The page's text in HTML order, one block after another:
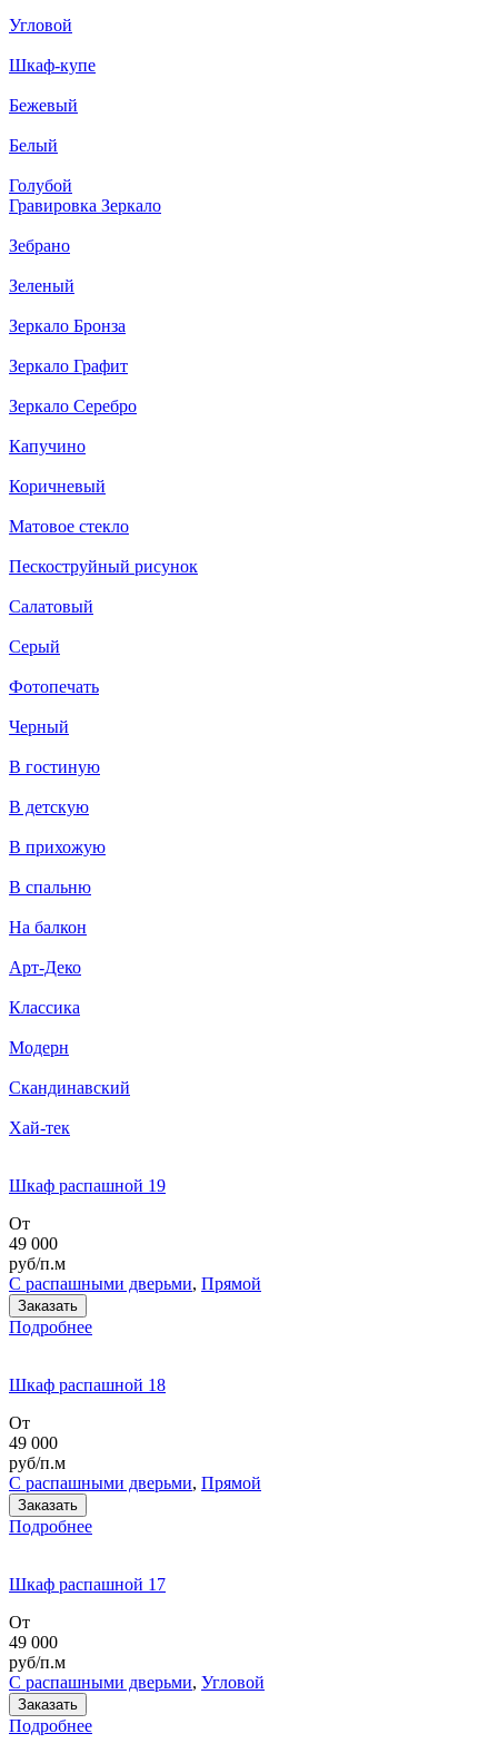
Угловой
Шкаф-купе
Бежевый
Белый
Голубой
Гравировка Зеркало
Зебрано
Зеленый
Зеркало Бронза
Зеркало Графит
Зеркало Серебро
Капучино
Коричневый
Матовое стекло
Пескоструйный рисунок
Салатовый
Серый
Фотопечать
Черный
В гостиную
В детскую
В прихожую
В спальню
На балкон
Арт-Деко
Классика
Модерн
Скандинавский
Хай-тек
Шкаф распашной 19
От
49 000
руб/п.м
С распашными дверьми, Прямой
Заказать
Подробнее
Шкаф распашной 18
От
49 000
руб/п.м
С распашными дверьми, Прямой
Заказать
Подробнее
Шкаф распашной 17
От
49 000
руб/п.м
С распашными дверьми, Угловой
Заказать
Подробнее